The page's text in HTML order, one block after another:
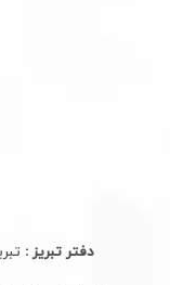
دفتر تبریز :